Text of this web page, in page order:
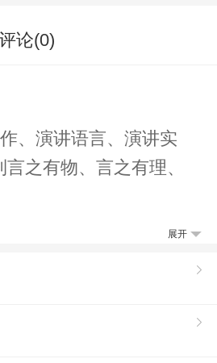
论(0)
、演讲语言、演讲实
之有物、言之有理、
展开